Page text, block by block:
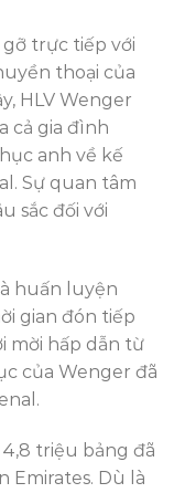
gỡ trực tiếp với
thoại của
HLV Wenger
cả gia đình
anh về kế
Sự quan tâm
sắc đối với
huấn luyện
gian đón tiếp
mời hấp dẫn từ
của Wenger đã
triệu bảng đã
Emirates. Dù là